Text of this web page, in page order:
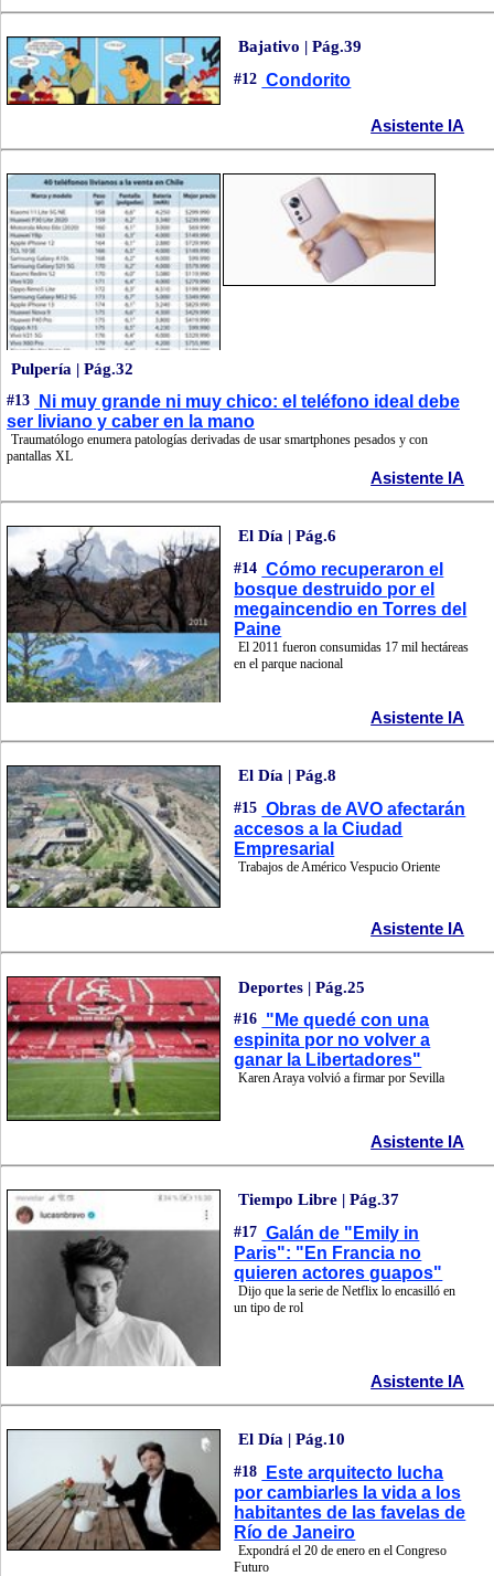
Bajativo | Pág.39
#12 Condorito
Asistente IA
Pulpería | Pág.32
#13
Ni muy grande ni muy chico: el teléfono ideal debe
ser liviano y caber en la mano
Traumatólogo enumera patologías derivadas de usar smartphones pesados y con
pantallas XL
Asistente IA
El Día | Pág.6
#14 Cómo recuperaron el
bosque destruido por el
megaincendio en Torres del
Paine
El 2011 fueron consumidas 17 mil hectáreas
en el parque nacional
Asistente IA
El Día | Pág.8
#15 Obras de AVO afectarán
accesos a la Ciudad
Empresarial
Trabajos de Américo Vespucio Oriente
Asistente IA
Deportes | Pág.25
#16 "Me quedé con una
espinita por no volver a
ganar la Libertadores"
Karen Araya volvió a firmar por Sevilla
Asistente IA
Tiempo Libre | Pág.37
#17 Galán de "Emily in
Paris": "En Francia no
quieren actores guapos"
Dijo que la serie de Netflix lo encasilló en
un tipo de rol
Asistente IA
El Día | Pág.10
#18
Este arquitecto lucha
por cambiarles la vida a los
habitantes de las favelas de
Río de Janeiro
Expondrá el 20 de enero en el Congreso
Futuro